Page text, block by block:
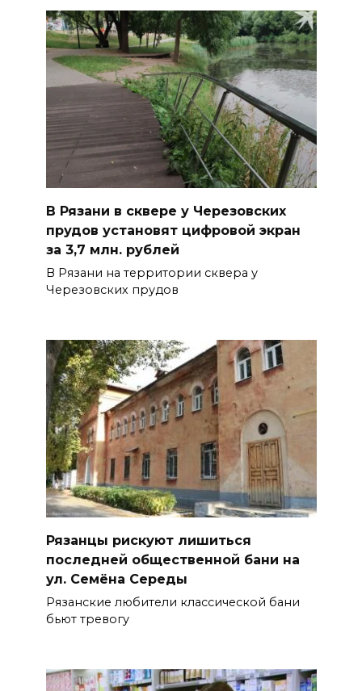
В Рязани в сквере у Черезовских
прудов установят цифровой экран
за 3,7 млн. рублей
В Рязани на территории сквера у
Черезовских прудов
Рязанцы рискуют лишиться
последней общественной бани на
ул. Семёна Середы
Рязанские любители классической бани
бьют тревогу